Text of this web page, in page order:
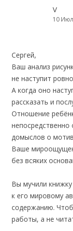
V
10
Сергей,
Ваш анализ
не наступит
А когда оно
рассказать и
Отношение
непосредственно
домыслов о
Ваше
без всяких
Вы мучили
к его мировому
содержанию.
работы, а не